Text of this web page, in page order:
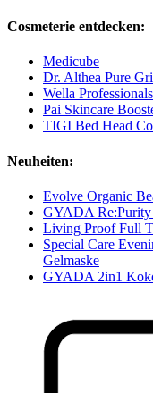
Cosmeterie entdecken:
Medicube
Dr. Althea Pure
Wella
Pai Skincare
TIGI Bed Head
Neuheiten:
Evolve Organic
GYADA Re:Purity
Living Proof Full
Special Care
Gelmaske
GYADA 2in1